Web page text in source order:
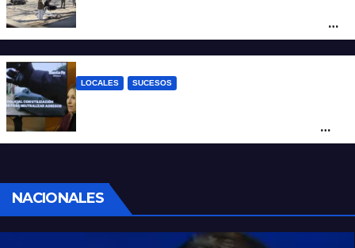
tendida sobre la calzada
LOCALES SUCESOS
con un arma blanca en la ruta 168
NACIONALES